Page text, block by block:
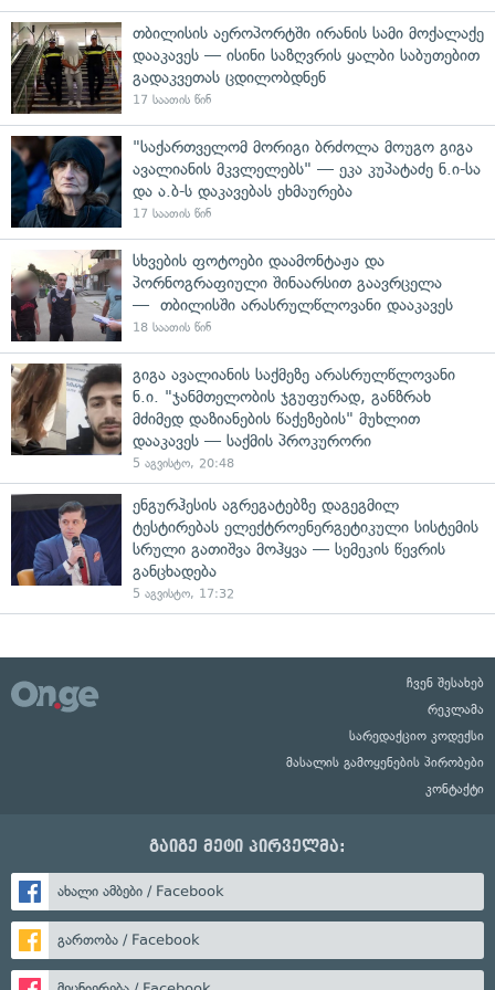
თბილისის აეროპორტში ირანის სამი მოქალაქე
დააკავეს — ისინი საზღვრის ყალბი საბუთებით
გადაკვეთას ცდილობდნენ
17 საათის წინ
"საქართველომ მორიგი ბრძოლა მოუგო გიგა
ავალიანის მკვლელებს" — ეკა კუპატაძე ნ.ი-სა
და ა.ბ-ს დაკავებას ეხმაურება
17 საათის წინ
სხვების ფოტოები დაამონტაჟა და
პორნოგრაფიული შინაარსით გაავრცელა
— თბილისში არასრულწლოვანი დააკავეს
18 საათის წინ
გიგა ავალიანის საქმეზე არასრულწლოვანი
ნ.ი. "ჯანმთელობის ჯგუფურად, განზრახ
მძიმედ დაზიანების წაქეზების" მუხლით
დააკავეს — საქმის პროკურორი
5 აგვისტო, 20:48
ენგურჰესის აგრეგატებზე დაგეგმილ
ტესტირებას ელექტროენერგეტიკული სისტემის
სრული გათიშვა მოჰყვა — სემეკის წევრის
განცხადება
5 აგვისტო, 17:32
ჩვენ შესახებ
რეკლამა
სარედაქციო კოდექსი
მასალის გამოყენების პირობები
კონტაქტი
გაიგე მეტი პირველმა:
ახალი ამბები / Facebook
გართობა / Facebook